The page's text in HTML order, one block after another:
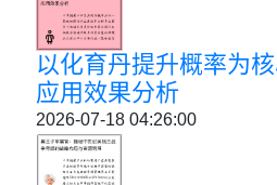
以化育丹提升概率为
应用效果分析
2026-07-18 04:26:00